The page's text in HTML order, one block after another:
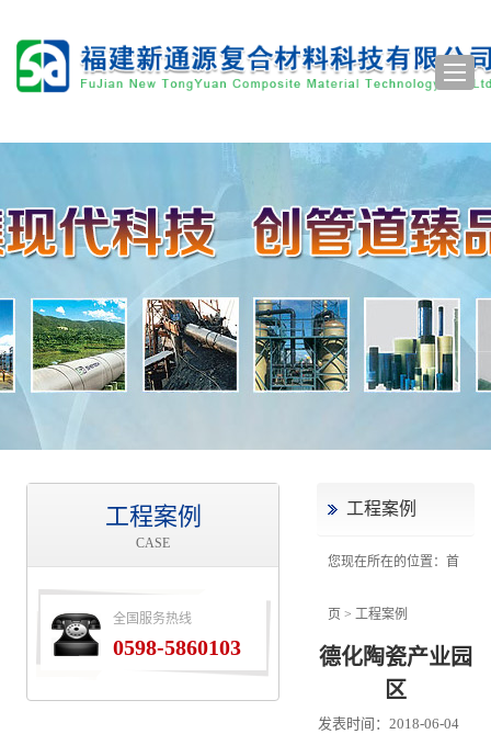
工程案例
您现在所在的位置： 首
页 > 工程案例
德化陶瓷产业园
区
发表时间：2018-06-04
工程案例
CASE
全国服务热线
0598-5860103